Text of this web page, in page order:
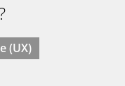
(UX)